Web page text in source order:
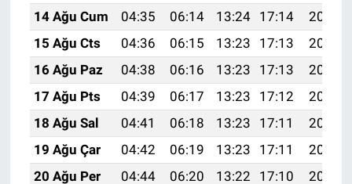
14 Ağu Cum
04:35 06:14 13:24 17:14
20:23
15 Ağu Cts
04:36 06:15 13:23 17:13
20:22
16 Ağu Paz
04:38 06:16 13:23 17:13
20:20
17 Ağu Pts
04:39 06:17 13:23 17:12
20:19
18 Ağu Sal
04:41 06:18 13:23 17:11
20:18
19 Ağu Çar
04:42 06:19 13:23 17:11
20:16
20 Ağu Per
04:44 06:20 13:22 17:10
20:15